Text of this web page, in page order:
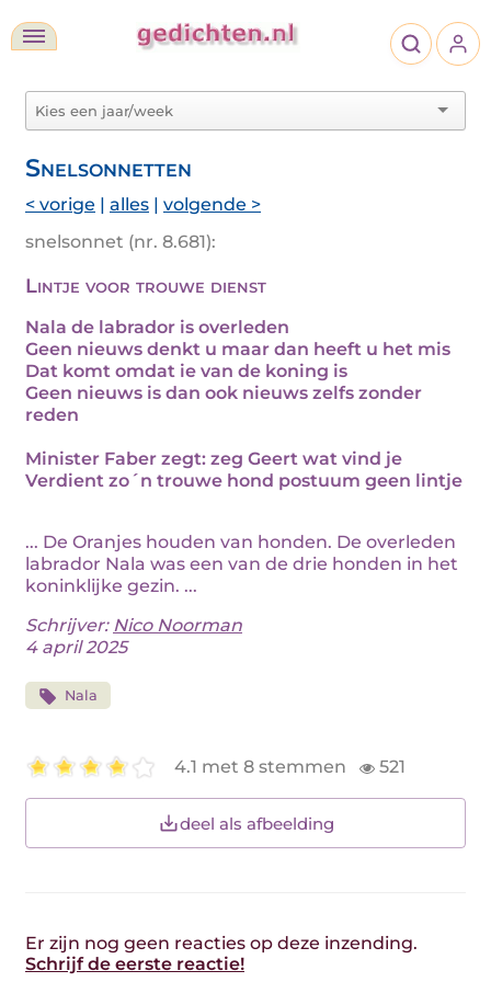
Snelsonnetten
< vorige | alles | volgende >
snelsonnet (nr. 8.681):
Lintje voor trouwe dienst
Nala de labrador is overleden
Geen nieuws denkt u maar dan heeft u het mis
Dat komt omdat ie van de koning is
Geen nieuws is dan ook nieuws zelfs zonder
reden
Minister Faber zegt: zeg Geert wat vind je
Verdient zo´n trouwe hond postuum geen lintje
... De Oranjes houden van honden. De overleden
labrador Nala was een van de drie honden in het
koninklijke gezin. ...
Schrijver: Nico Noorman
4 april 2025
Nala
4.1 met 8 stemmen 521
deel als afbeelding
Er zijn nog geen reacties op deze inzending.
Schrijf de eerste reactie!